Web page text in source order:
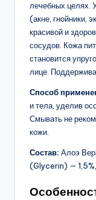
лечебных целях.
(акне, гнойники,
красивой и
сосудов. Кожа
становится
лице.
Способ
и тела, уделив
Смывать не
кожи.
Состав: Алоэ
(Glycerin) —